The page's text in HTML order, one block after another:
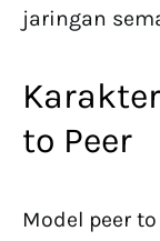
jaringan
to Peer
Model peer